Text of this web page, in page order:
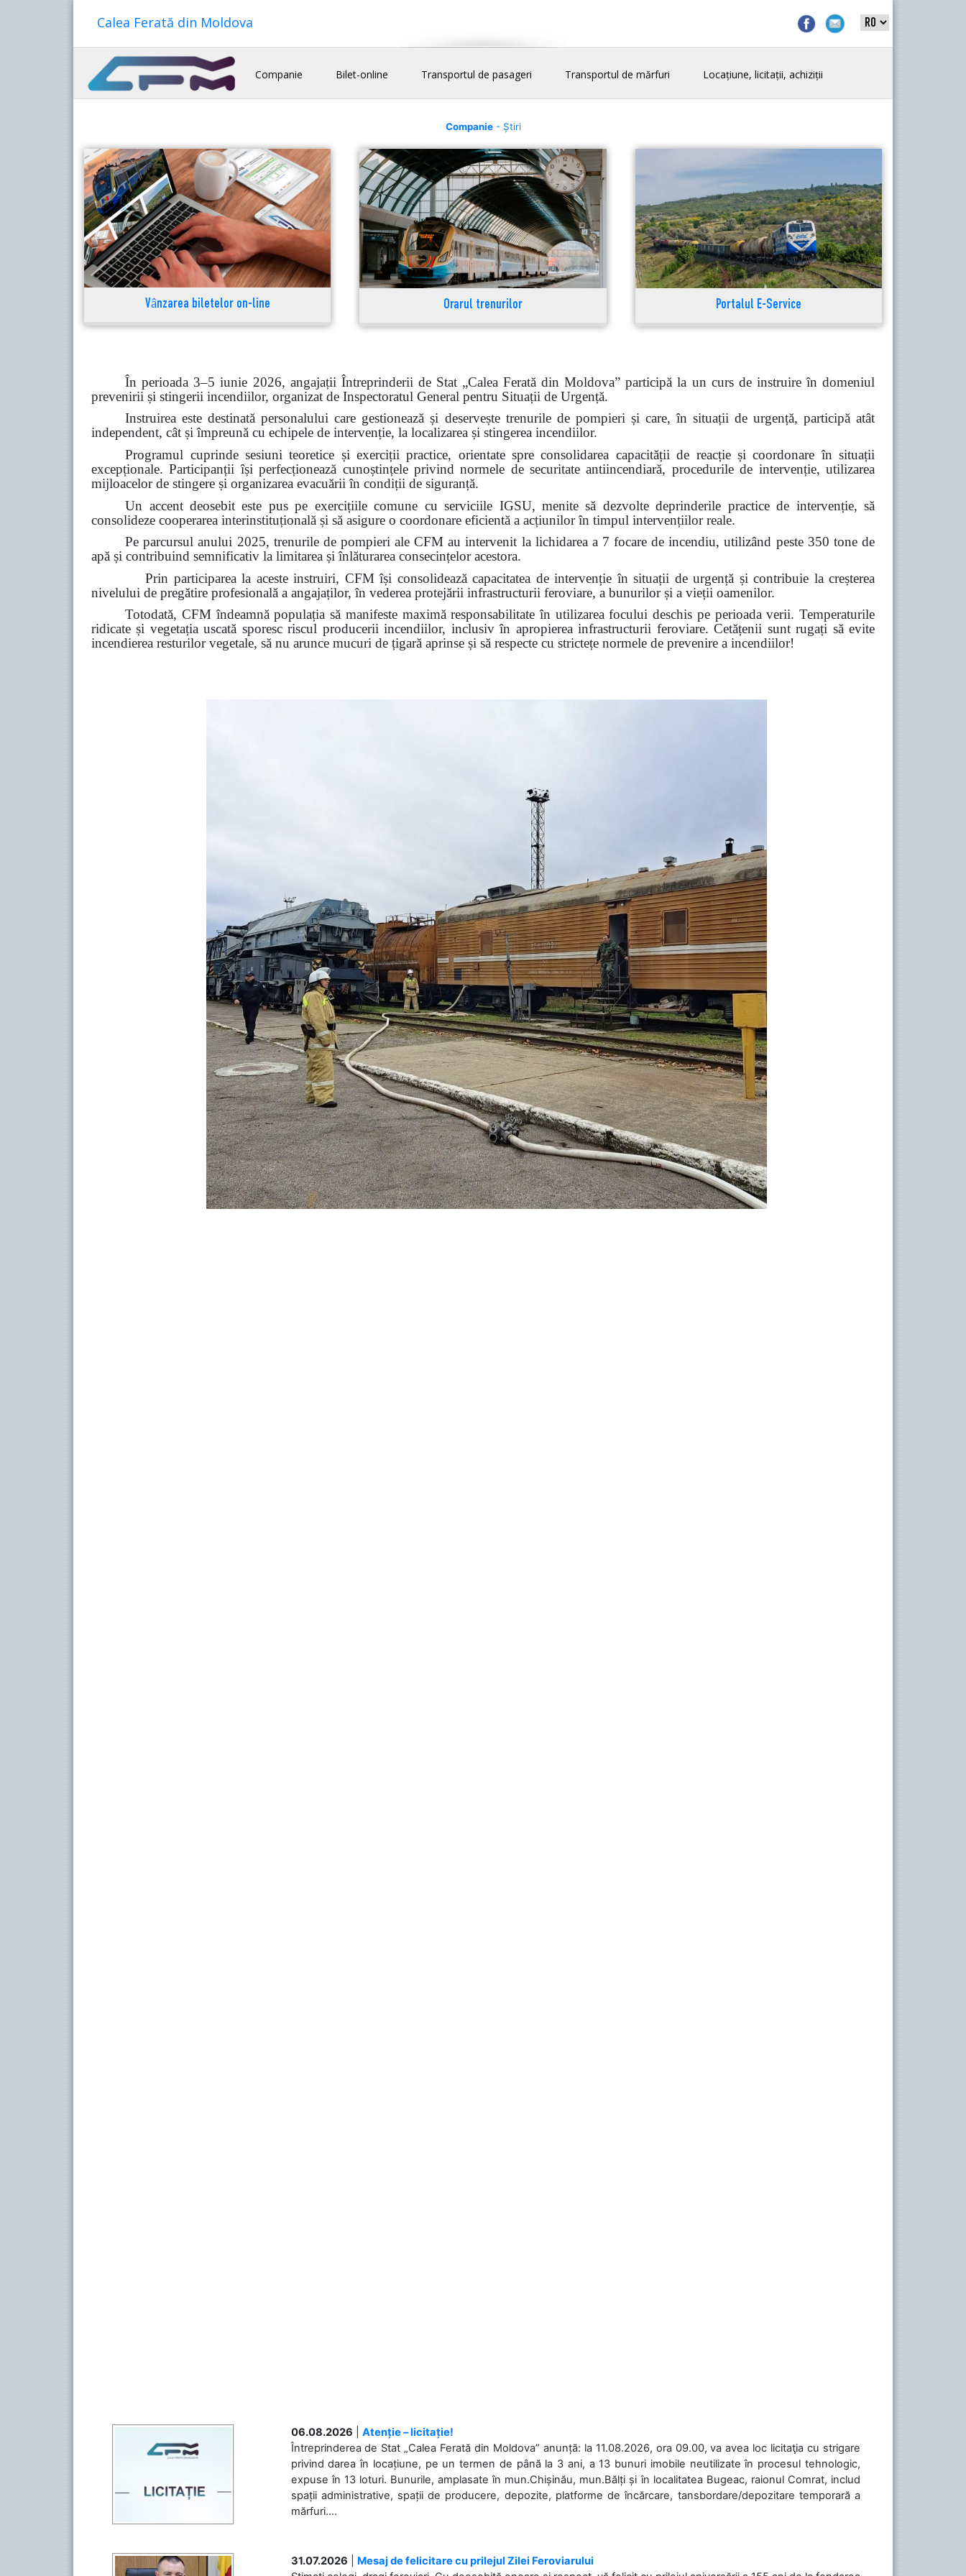
Calea Ferată din Moldova
Companie Bilet-online Transportul de pasageri Transportul de mărfuri Locațiune, licitații, achiziții
Companie- Știri
Vânzarea biletelor on-line Orarul trenurilor Portalul E-Service
În perioada 3–5 iunie 2026, angajații Întreprinderii de Stat „Calea Ferată din Moldova” participă la un curs de instruire în domeniul
prevenirii și stingerii incendiilor, organizat de Inspectoratul General pentru Situații de Urgență.
Instruirea este destinată personalului care gestionează și deservește trenurile de pompieri și care, în situații de urgență, participă atât
independent, cât și împreună cu echipele de intervenție, la localizarea și stingerea incendiilor.
Programul cuprinde sesiuni teoretice și exerciții practice, orientate spre consolidarea capacității de reacție și coordonare în situații
excepționale. Participanții își perfecționează cunoștințele privind normele de securitate antiincendiară, procedurile de intervenție, utilizarea
mijloacelor de stingere și organizarea evacuării în condiții de siguranță.
Un accent deosebit este pus pe exercițiile comune cu serviciile IGSU, menite să dezvolte deprinderile practice de intervenție, să
consolideze cooperarea interinstituțională și să asigure o coordonare eficientă a acțiunilor în timpul intervențiilor reale.
Pe parcursul anului 2025, trenurile de pompieri ale CFM au intervenit la lichidarea a 7 focare de incendiu, utilizând peste 350 tone de
apă și contribuind semnificativ la limitarea și înlăturarea consecințelor acestora.
Prin participarea la aceste instruiri, CFM își consolidează capacitatea de intervenție în situații de urgență și contribuie la creșterea
nivelului de pregătire profesională a angajaților, în vederea protejării infrastructurii feroviare, a bunurilor și a vieții oamenilor.
Totodată, CFM îndeamnă populația să manifeste maximă responsabilitate în utilizarea focului deschis pe perioada verii. Temperaturile
ridicate și vegetația uscată sporesc riscul producerii incendiilor, inclusiv în apropierea infrastructurii feroviare. Cetățenii sunt rugați să evite
incendierea resturilor vegetale, să nu arunce mucuri de țigară aprinse și să respecte cu strictețe normele de prevenire a incendiilor!
06.08.2026
Atenție – licitație!
Întreprinderea de Stat „Calea Ferată din Moldova” anunță: la 11.08.2026, ora 09.00, va avea loc licitaţia cu strigare
privind darea în locațiune, pe un termen de până la 3 ani, a 13 bunuri imobile neutilizate în procesul tehnologic,
expuse în 13 loturi. Bunurile, amplasate în mun.Chișinău, mun.Bălți și în localitatea Bugeac, raionul Comrat, includ
spații administrative, spații de producere, depozite, platforme de încărcare, tansbordare/depozitare temporară a
mărfuri....
31.07.2026
Mesaj de felicitare cu prilejul Zilei Feroviarului